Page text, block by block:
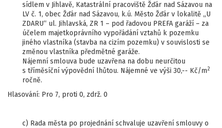
sídlem v Jihlavě, Katastrální pracoviště Žďár nad Sázavou na
LV č. 1, obec Žďár nad Sázavou, k.ú. Město Žďár v lokalitě „U
ZDARU“ ul. Jihlavská, ZR 1 – pod řadovou PREFA garáží – za
účelem majetkoprávního vypořádání vztahů k pozemku
jiného vlastníka (stavba na cizím pozemku) v souvislosti se
změnou vlastníka předmětné garáže.
Nájemní smlouva bude uzavřena na dobu neurčitou
s tříměsíční výpovědní lhůtou. Nájemné ve výši 30,-- Kč/m2
ročně.
Hlasování: Pro 7, proti 0, zdrž. 0
c) Rada města po projednání schvaluje uzavření smlouvy o